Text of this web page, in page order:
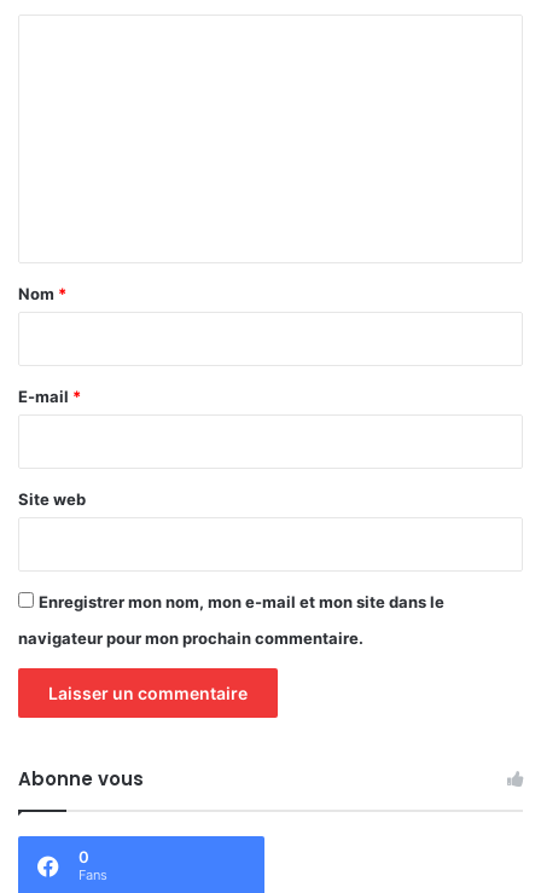
a
e
Nom *
E-mail *
Site web
Enregistrer mon nom, mon e-mail et mon site dans le
navigateur pour mon prochain commentaire.
Abonne vous
0
Fans